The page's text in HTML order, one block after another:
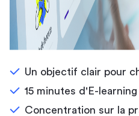
Un objectif clair pour
15 minutes d'E-
Concentration sur la